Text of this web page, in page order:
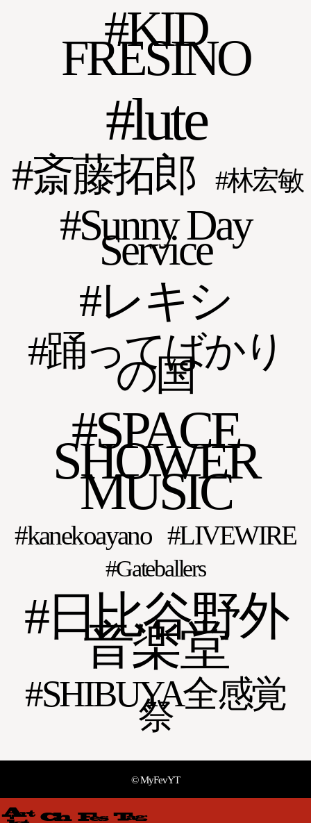
KID
FRESINO
lute
斎藤拓郎 林宏敏
Sunny Day
Service
レキシ
踊ってばかり
の国
SPACE
SHOWER
MUSIC
kanekoayano LIVEWIRE
Gateballers
日比谷野外
音楽堂
SHIBUYA全感覚
祭
© MyFevYT